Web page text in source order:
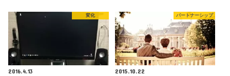
変化
2016.4.13
パートナーシップ
2015.10.22